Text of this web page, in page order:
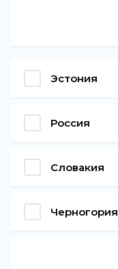
Эстония
Россия
Словакия
Черногория